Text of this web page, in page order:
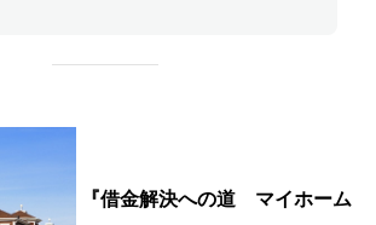
『借金解決への道 マイホーム